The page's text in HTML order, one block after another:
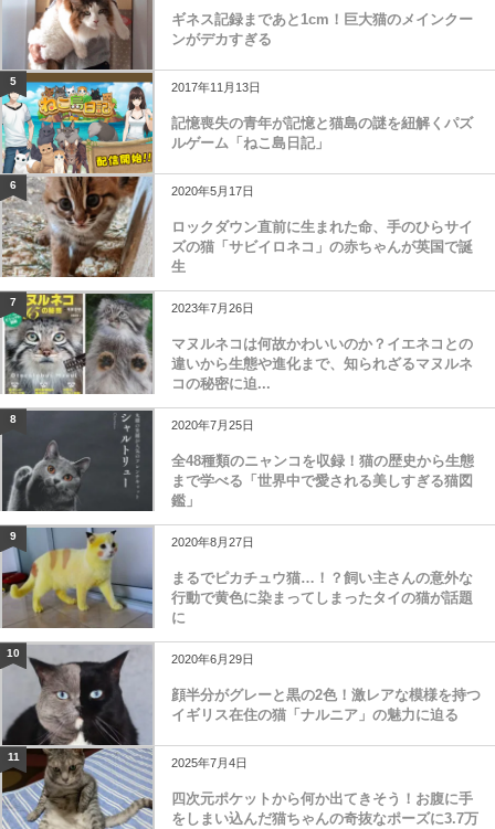
ギネス記録まであと1cm！巨大猫のメインクー
ンがデカすぎる
5 2017年11月13日
記憶喪失の青年が記憶と猫島の謎を紐解くパズ
ルゲーム「ねこ島日記」
6 2020年5月17日
ロックダウン直前に生まれた命、手のひらサイ
ズの猫「サビイロネコ」の赤ちゃんが英国で誕
生
7 2023年7月26日
マヌルネコは何故かわいいのか？イエネコとの
違いから生態や進化まで、知られざるマヌルネ
コの秘密に迫...
8 2020年7月25日
全48種類のニャンコを収録！猫の歴史から生態
まで学べる「世界中で愛される美しすぎる猫図
鑑」
9 2020年8月27日
まるでピカチュウ猫…！？飼い主さんの意外な
行動で黄色に染まってしまったタイの猫が話題
に
10 2020年6月29日
顔半分がグレーと黒の2色！激レアな模様を持つ
イギリス在住の猫「ナルニア」の魅力に迫る
11 2025年7月4日
四次元ポケットから何か出てきそう！お腹に手
をしまい込んだ猫ちゃんの奇抜なポーズに3.7万